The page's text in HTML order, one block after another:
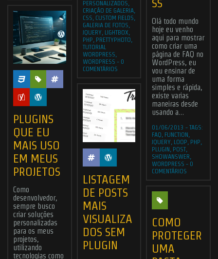
PLUGINS
QUE EU
MAIS USO
EM MEUS
PROJETOS
Como
desenvolvedor,
sempre busco
criar soluções
personalizadas
para os meus
projetos,
utilizando
tecnologias como
PERSONALIZADOS,
CRIAÇÃO DE GALERIA,
CSS, CUSTOM FIELDS,
GALERIA DE FOTOS,
JQUERY, LIGHTBOX,
PHP, PRETTYPHOTO,
TUTORIAL
WORDPRESS,
WORDPRESS - 0
COMENTÁRIOS
LISTAGEM
DE POSTS
MAIS
VISUALIZA
DOS SEM
PLUGIN
SS
Olá todo mundo
hoje eu venho
aqui para mostrar
como criar uma
página de FAQ no
WordPress, eu
vou ensinar de
uma forma
simples e rápida,
existe varias
maneiras desde
usando a…
01/06/2013 -TAGS:
FAQ FUNCTION
JQUERY LOOP PHP
PLUGIN POST
SHOWANSWER
WORDPRESS - 0
COMENTÁRIOS
COMO
PROTEGER
UMA